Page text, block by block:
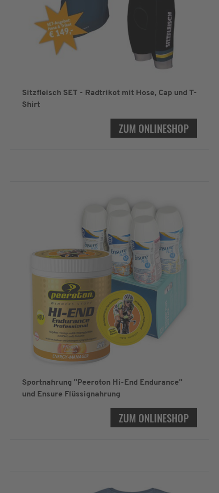
Sitzfleisch SET - Radtrikot mit Hose, Cap und T-
Shirt
ZUM ONLINESHOP
Sportnahrung "Peeroton Hi-End Endurance"
und Ensure Flüssignahrung
ZUM ONLINESHOP